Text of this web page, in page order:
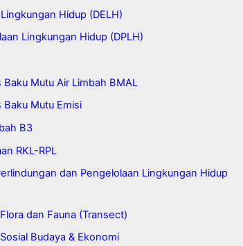
Hidup (DELH)
Lingkungan Hidup (DPLH)
Mutu Air Limbah BMAL
Baku Mutu Emisi
B3
RKL-RPL
dan Pengelolaan Lingkungan Hidup
dan Fauna (Transect)
Budaya & Ekonomi